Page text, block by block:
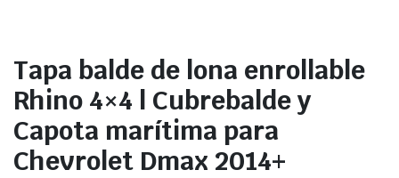
Tapa balde de lona enrollable
Rhino 4×4 | Cubrebalde y
Capota marítima para
Chevrolet Dmax 2014+